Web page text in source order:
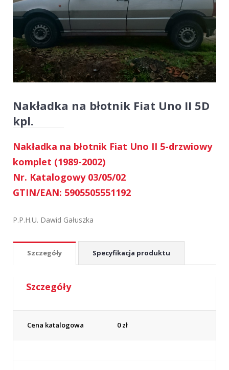
Nakładka na błotnik Fiat Uno II 5D
kpl.
Nakładka na błotnik Fiat Uno II 5-drzwiowy
komplet (1989-2002)
Nr. Katalogowy 03/05/02
GTIN/EAN: 5905505551192
P.P.H.U. Dawid Gałuszka
Szczegóły Specyfikacja produktu
Szczegóły
Cena katalogowa 0zł